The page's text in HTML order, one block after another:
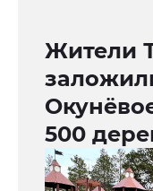
Жители
500